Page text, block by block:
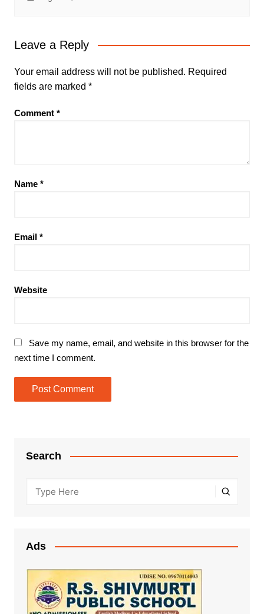
Leave a Reply
Your email address will not be published. Required
fields are marked *
Comment *
Name *
Email *
Website
Save my name, email, and website in this browser for the
next time I comment.
Search
Ads